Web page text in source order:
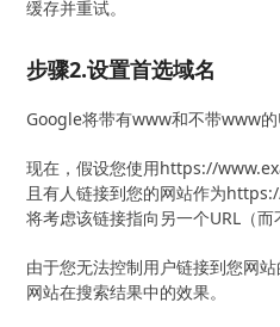
缓存并重试。
步骤2.设置首选域名
Google将带有www和不带www的
现在，假设您使用https://
且有人链接到您的网站作为
将考虑该链接指向另一个URL（而
由于您无法控制用户链接到您网
网站在搜索结果中的效果。